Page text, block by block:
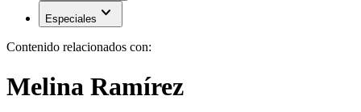
Especiales expand_more
Contenido relacionados con:
Melina Ramírez